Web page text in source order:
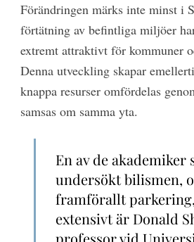
Förändringen märks inte minst i
förtätning av befintliga miljöer
extremt attraktivt för kommuner
Denna utveckling skapar
knappa resurser omfördelas
samsas om samma yta.
En av de akademiker
undersökt bilismen,
framförallt
extensivt är Donald
professor vid